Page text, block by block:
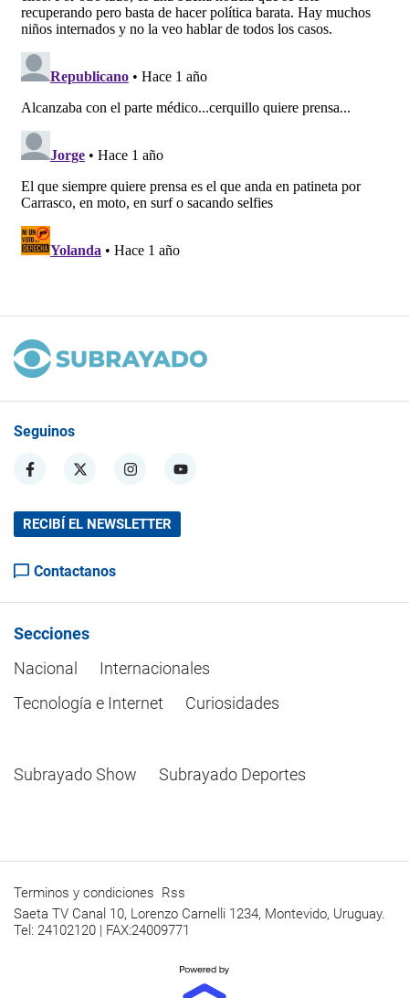
Seguinos
RECIBÍ EL NEWSLETTER
Contactanos
Secciones
Nacional
Internacionales
Tecnología e Internet
Curiosidades
Subrayado Show Subrayado Deportes
Terminos y condiciones Rss
Saeta TV Canal 10, Lorenzo Carnelli 1234, Montevido, Uruguay.
Tel: 24102120 | FAX:24009771